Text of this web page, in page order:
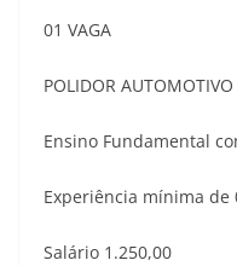
01 VAGA
POLIDOR AUTOMOTIVO
Ensino Fundamental
Experiência mínima de
Salário 1.250,00